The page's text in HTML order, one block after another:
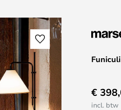
€
incl. btw